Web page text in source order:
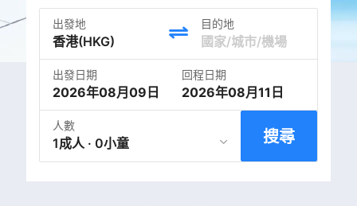
出發地 目的地
出發日期
2026年08月09日
回程日期
2026年08月11日
人數
1成人 · 0小童 搜尋